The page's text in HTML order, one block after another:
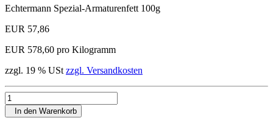
Echtermann Spezial-Armaturenfett 100g
EUR 57,86
EUR 578,60 pro Kilogramm
zzgl. 19 % USt zzgl. Versandkosten
In den Warenkorb